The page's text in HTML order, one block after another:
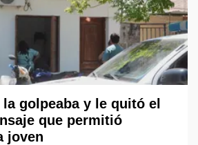
la golpeaba y le quitó el
que permitió
joven